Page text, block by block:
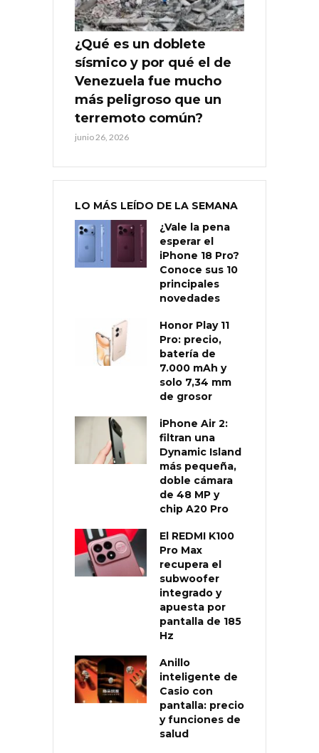
¿Qué es un doblete
sísmico y por qué el de
Venezuela fue mucho
más peligroso que un
terremoto común?
junio 26, 2026
LO MÁS LEÍDO DE LA SEMANA
¿Vale la pena
esperar el
iPhone 18 Pro?
Conoce sus 10
principales
novedades
Honor Play 11
Pro: precio,
batería de
7.000 mAh y
solo 7,34 mm
de grosor
iPhone Air 2:
filtran una
Dynamic Island
más pequeña,
doble cámara
de 48 MP y
chip A20 Pro
El REDMI K100
Pro Max
recupera el
subwoofer
integrado y
apuesta por
pantalla de 185
Hz
Anillo
inteligente de
Casio con
pantalla: precio
y funciones de
salud